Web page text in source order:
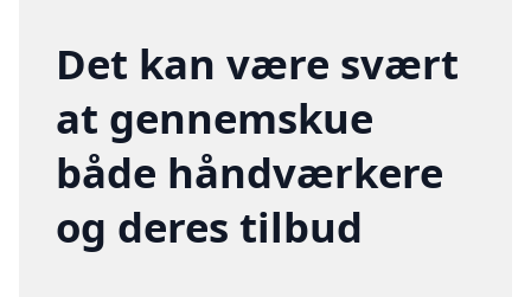
Det kan være svært
at gennemskue
både håndværkere
og deres tilbud